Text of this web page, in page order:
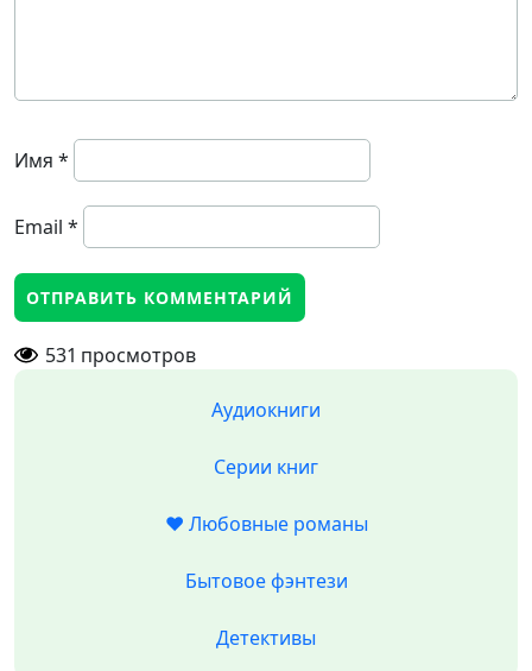
Имя *
Email *
531 просмотров
Аудиокниги
Серии книг
❤️ Любовные романы
Бытовое фэнтези
Детективы